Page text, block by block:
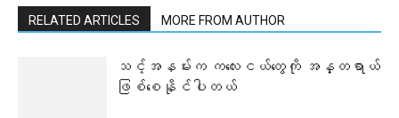
RELATED ARTICLES MORE FROM AUTHOR
သင့်အနမ်းက ကလေးငယ်တွေကို အန္တရာယ်
ဖြစ်စေနိုင်ပါတယ်